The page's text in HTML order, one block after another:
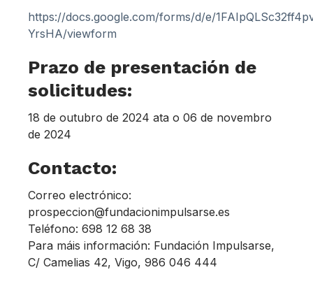
https://docs.google.com/forms/d/e/
YrsHA/viewform
Prazo de presentación de
solicitudes:
18 de outubro de 2024 ata o 06 de novembro
de 2024
Contacto:
Correo electrónico:
prospeccion@fundacionimpulsarse.es
Teléfono: 698 12 68 38
Para máis información: Fundación Impulsarse,
C/ Camelias 42, Vigo, 986 046 444